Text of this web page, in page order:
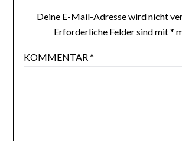
Deine E-Mail-Adresse wird nicht
Erforderliche Felder sind mit*
KOMMENTAR*